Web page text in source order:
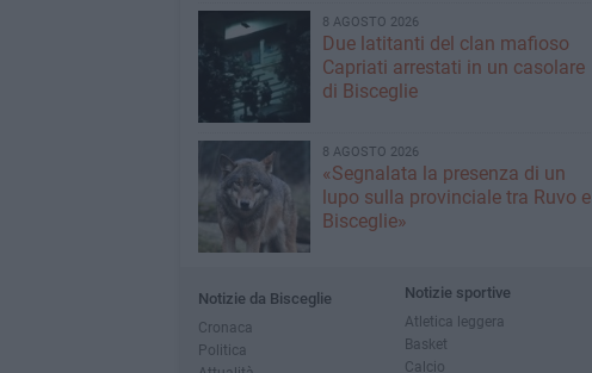
8 AGOSTO 2026
Due latitanti del clan mafioso
Capriati arrestati in un casolare
di Bisceglie
8 AGOSTO 2026
«Segnalata la presenza di un
lupo sulla provinciale tra Ruvo e
Bisceglie»
Notizie da Bisceglie
Cronaca
Politica
Notizie sportive
Atletica leggera
Basket
Calcio